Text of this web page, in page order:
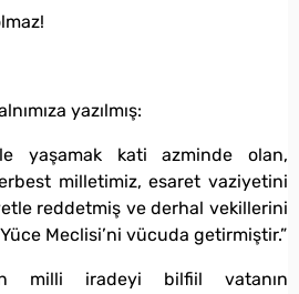
yazılmış:
ile yaşamak kati azminde olan,
milletimiz, esaret vaziyetini
reddetmiş ve derhal vekillerini
Meclisi’ni vücuda getirmiştir.”
milli iradeyi bilfiil vatanın